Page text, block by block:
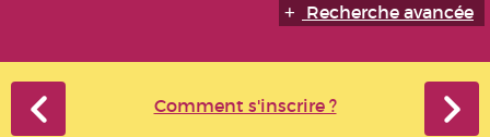
Recherche avancée
Comment s'inscrire ?